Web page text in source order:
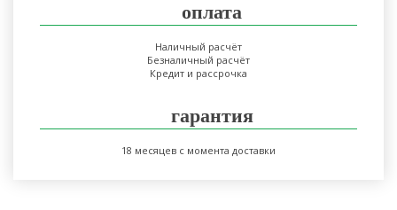
оплата
Наличный расчёт
Безналичный расчёт
Кредит и рассрочка
гарантия
18 месяцев с момента доставки